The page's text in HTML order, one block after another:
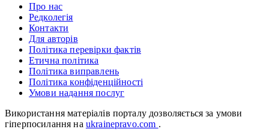
Про нас
Редколегія
Контакти
Для авторів
Політика перевірки фактів
Етична політика
Політика виправлень
Політика конфіденційності
Умови надання послуг
Використання матеріалів порталу дозволяється за умови
гіперпосилання на ukrainepravo.com .